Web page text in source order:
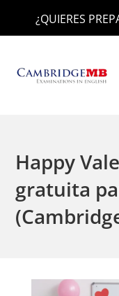
¿QUIERES
Happy
gratuita